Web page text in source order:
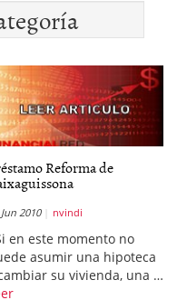
Reforma de
Jun 2010 nvindi
en este momento no
asumir una hipoteca
su vivienda, una …